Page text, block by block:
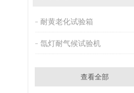
耐黄老化试验箱
氙灯耐气候试验机
查看全部